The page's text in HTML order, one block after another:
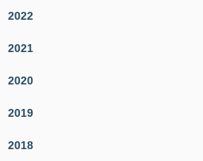
2022
2021
2020
2019
2018